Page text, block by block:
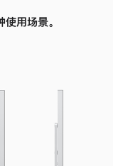
用场景。